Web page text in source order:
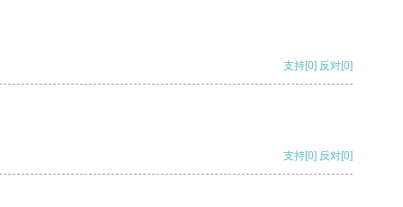
支持[0] 反对[0]
支持[0] 反对[0]